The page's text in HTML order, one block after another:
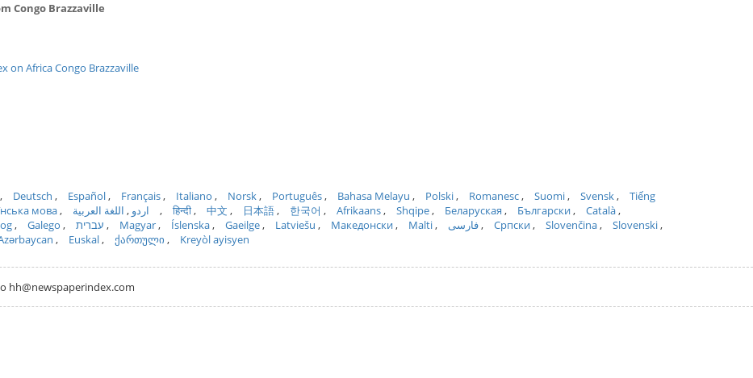
Congo Brazzaville
on Africa Congo Brazzaville
Deutsch Español Français Italiano Norsk Português Bahasa Melayu Polski Romanesc Suomi Svensk
Tiếng
мова اردو اللغة العربية हिन्दी 中文 日本語 한국어 Afrikaans Shqipe Беларуская Български
Català
Galego עברית Magyar Íslenska Gaeilge Latviešu Македонски Malti فارسی Српски Slovenčina
Slovenski
Euskal ქართული Kreyòl ayisyen
hh@newspaperindex.com